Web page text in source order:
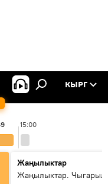
КЫРГ
15:00
Жаңылыктар
Жаңылыктар.